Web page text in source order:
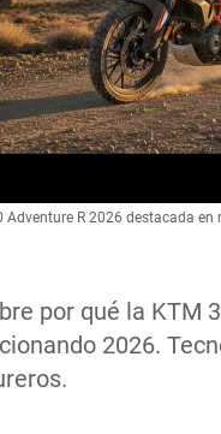
por qué la KTM
2026.
Adventure R 2026 destacada